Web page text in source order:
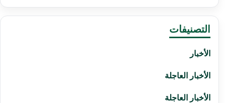
التصنيفات
الأخبار
الأخبار العاجلة
الأخبار العاجلة